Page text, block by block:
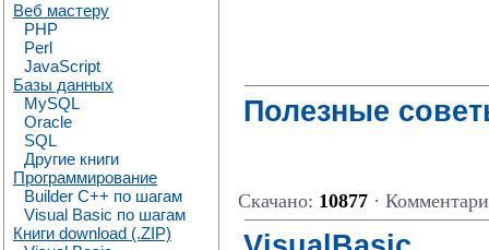
Веб мастеру
PHP
Perl
JavaScript
Базы данных
MySQL
Oracle
SQL
Другие книги
Программирование
Builder C++ по шагам
Visual Basic по шагам
Книги download (.ZIP)
Полезные
Скачано: 10877 ·